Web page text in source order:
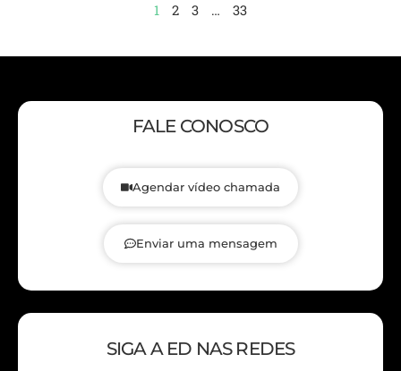
1 2 3 … 33
FALE CONOSCO
Agendar vídeo chamada
Enviar uma mensagem
SIGA A ED NAS REDES